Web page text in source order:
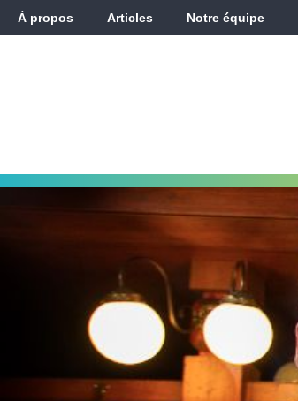
À propos Articles Notre équipe